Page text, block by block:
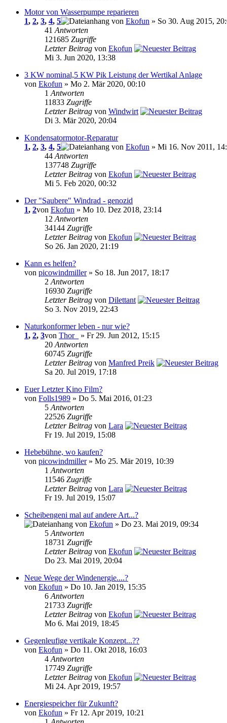
Motor von Wasserpumpe reparieren
1, 2, 3, 4, 5 von Ekofun » So 30. Aug 2015,
41 Antworten
121685 Zugriffe
Letzter Beitrag von Ekofun
Mi 3. Jun 2020, 13:38
3 KW nominal,5 KW Pik Leistung der Wertikal Anlage
von Ekofun » Mo 2. Mär 2020, 00:10
1 Antworten
11833 Zugriffe
Letzter Beitrag von Windwirt
Di 3. Mär 2020, 20:04
Kondensatormotor-Reparatur
1, 2, 3, 4, 5 von Ekofun » Mi 16. Nov 2011,
44 Antworten
137748 Zugriffe
Letzter Beitrag von Ekofun
Mi 5. Feb 2020, 00:32
Der "Saubere" Windrad - genozid
1, 2von Ekofun » Mo 10. Dez 2018, 23:14
12 Antworten
34144 Zugriffe
Letzter Beitrag von Ekofun
So 26. Jan 2020, 21:19
Kann es helfen?
von picowindmiller» So 18. Jun 2017, 18:17
2 Antworten
16930 Zugriffe
Letzter Beitrag von Dilettant
So 3. Nov 2019, 22:43
Naturkonformer leben - nur wie?
1, 2, 3von Thor_
» Fr 29. Jun 2012, 15:15
20 Antworten
60745 Zugriffe
Letzter Beitrag von Manfred Preik
Sa 20. Jul 2019, 17:18
Euer Letzter Kino Film?
von Folls1989 » Do 5. Mai 2016, 01:23
5 Antworten
22526 Zugriffe
Letzter Beitrag von Lara
Fr 19. Jul 2019, 15:08
Hebebühne, wo kaufen?
von picowindmiller» Mo 25. Mär 2019, 10:39
1 Antworten
11546 Zugriffe
Letzter Beitrag von Lara
Fr 19. Jul 2019, 15:07
Scheibengeni mal auf andere Art...?
von Ekofun » Do 23. Mai 2019, 09:34
5 Antworten
18731 Zugriffe
Letzter Beitrag von Ekofun
Do 23. Mai 2019, 20:04
Neue Wege der Windenergie....?
von Ekofun » Do 10. Jan 2019, 15:35
6 Antworten
21733 Zugriffe
Letzter Beitrag von Ekofun
Mo 6. Mai 2019, 18:45
Gegenleufige vertikale Konzept...??
von Ekofun » Do 11. Okt 2018, 16:03
4 Antworten
17749 Zugriffe
Letzter Beitrag von Ekofun
Mi 24. Apr 2019, 19:57
Energiespeicher für Zukunft?
von Ekofun » Fr 12. Apr 2019, 10:21